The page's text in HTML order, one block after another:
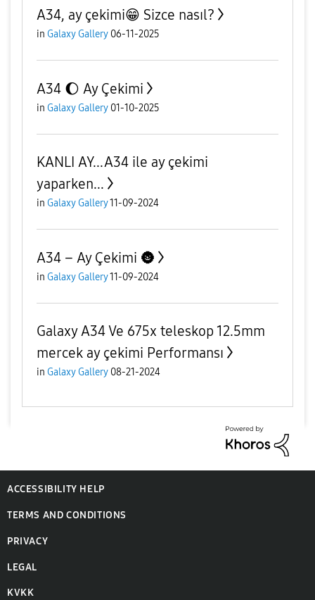
A34, ay çekimi😁 Sizce nasıl?
in Galaxy Gallery 06-11-2025
A34 🌔 Ay Çekimi
in Galaxy Gallery 01-10-2025
KANLI AY...A34 ile ay çekimi
yaparken...
in Galaxy Gallery11-09-2024
A34 – Ay Çekimi 🌚
in Galaxy Gallery11-09-2024
Galaxy A34 Ve 675x teleskop 12.5mm
mercek ay çekimi Performansı
in Galaxy Gallery 08-21-2024
ACCESSIBILITY HELP
TERMS AND CONDITIONS
PRIVACY
LEGAL
KVKK